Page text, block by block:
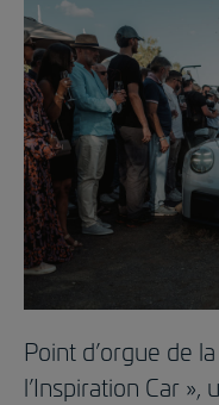
Point d’orgue de
l’Inspiration Car